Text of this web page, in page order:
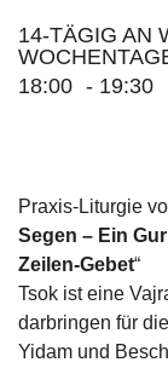
14-TÄGIG AN
18:00 - 19:30
Praxis-Liturgie
Segen – Ein
Zeilen-Gebet“
Tsok ist eine
darbringen für
Yidam und